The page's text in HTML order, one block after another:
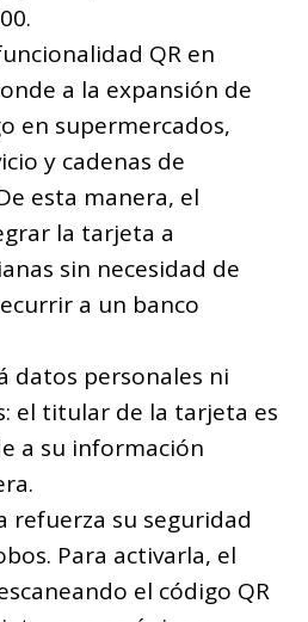
QR en
a la expansión de
en supermercados,
y cadenas de
esta manera, el
la tarjeta a
sin necesidad de
a un banco
datos personales ni
el titular de la tarjeta es
a su información
refuerza su seguridad
Para activarla, el
el código QR